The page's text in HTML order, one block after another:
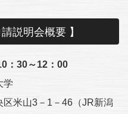
説明会概要 】
：30～12：00
学
米山3－1－46（JR新潟